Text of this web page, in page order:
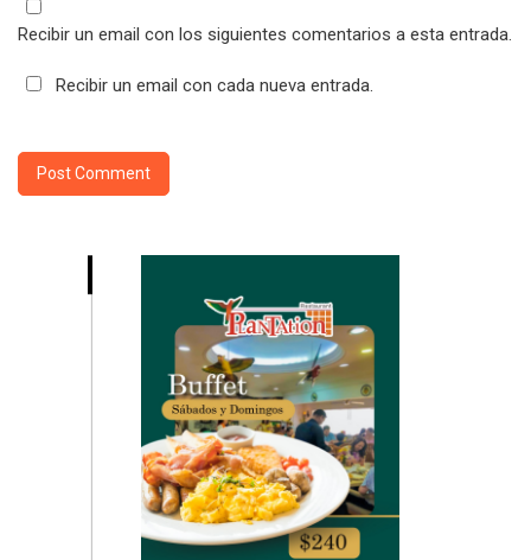
Recibir un email con los siguientes comentarios a esta entrada.
Recibir un email con cada nueva entrada.